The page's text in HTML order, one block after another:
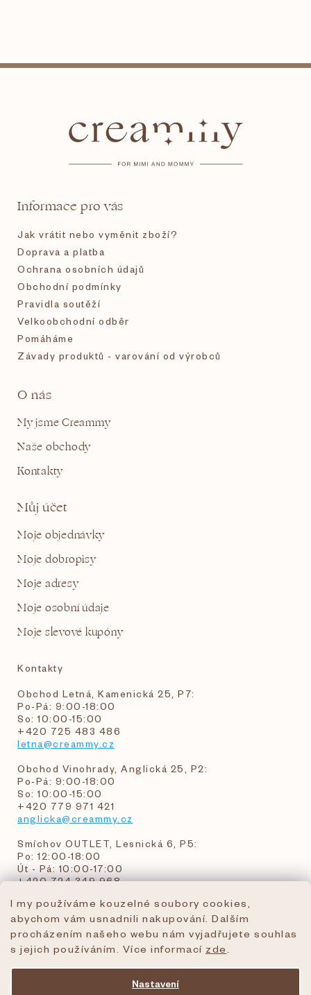
I my používáme kouzelné soubory cookies,
abychom vám usnadnili nakupování. Dalším
procházením našeho webu nám vyjadřujete souhlas
s jejich používáním. Více informací zde
Nastavení
Informace pro vás
Jak vrátit nebo vyměnit zboží?
Doprava a platba
Ochrana osobních údajů
Obchodní podmínky
Pravidla soutěží
Velkoobchodní odběr
Pomáháme
Závady produktů - varování od výrobců
O nás
My jsme Creammy
Naše obchody
Kontakty
Můj účet
Moje objednávky
Moje dobropisy
Moje adresy
Moje osobní údaje
Moje slevové kupóny
Kontakty
Obchod Letná, Kamenická 25, P7:
Po-Pá: 9:00-18:00
So: 10:00-15:00
+420 725 483 486
letna@creammy.cz
Obchod Vinohrady, Anglická 25, P2:
Po-Pá: 9:00-18:00
So: 10:00-15:00
+420 779 971 421
anglicka@creammy.cz
Smíchov OUTLET, Lesnická 6, P5:
Po: 12:00-18:00
Út - Pá: 10:00-17:00
+420 724 349 968
objednavky@creammy.cz
tel:+420 724 349 968